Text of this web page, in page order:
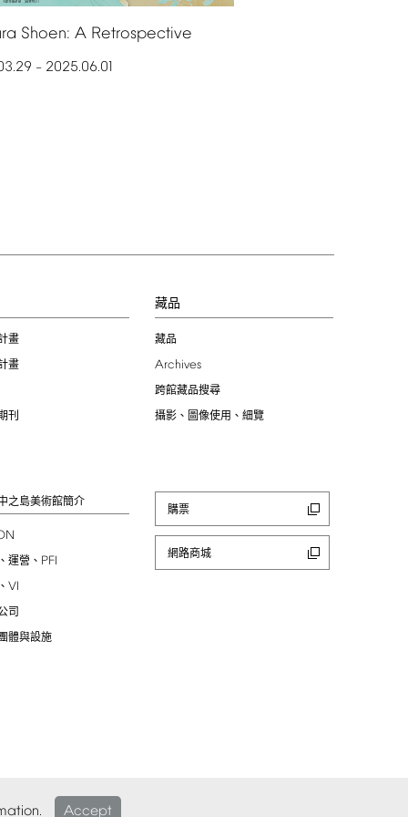
Accept
Shoen: A Retrospective
– 2025.06.01
畫
畫
刊
藏品
藏品
Archives
跨館藏品搜尋
攝影、圖像使用、細覽
之島美術館簡介
運營、 PFI
VI
司
體與設施
購票
網路商城